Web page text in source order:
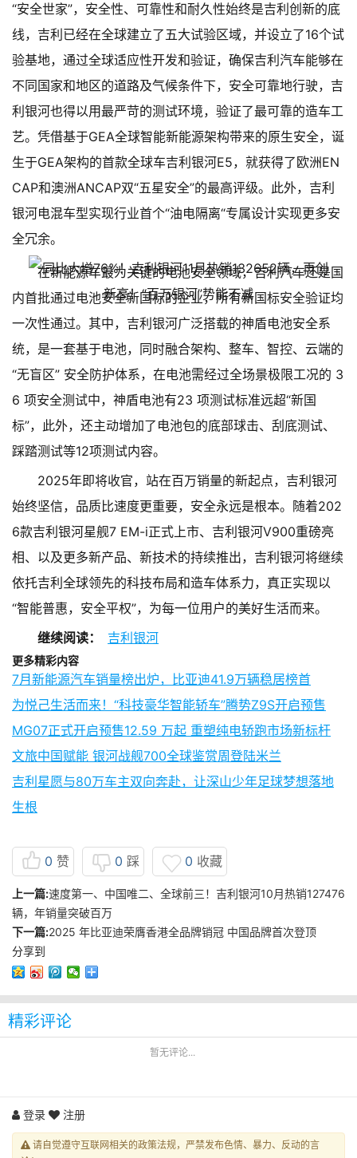
“安全世家”，安全性、可靠性和耐久性始终是吉利创新的底
线，吉利已经在全球建立了五大试验区域，并设立了16个试
验基地，通过全球适应性开发和验证，确保吉利汽车能够在
不同国家和地区的道路及气候条件下，安全可靠地行驶，吉
利银河也得以用最严苛的测试环境，验证了最可靠的造车工
艺。凭借基于GEA全球智能新能源架构带来的原生安全，诞
生于GEA架构的首款全球车吉利银河E5，就获得了欧洲EN
CAP和澳洲ANCAP双“五星安全”的最高评级。此外，吉利
银河电混车型实现行业首个“油电隔离“专属设计实现更多安
全冗余。
在新能源车最为关键的电池安全领域，吉利汽车还是国
内首批通过电池安全新国标的企业，所有新国标安全验证均
一次性通过。其中，吉利银河广泛搭载的神盾电池安全系
统，是一套基于电池，同时融合架构、整车、智控、云端的
“无盲区” 安全防护体系，在电池需经过全场景极限工况的 3
6 项安全测试中，神盾电池有23 项测试标准远超“新国
标”，此外，还主动增加了电池包的底部球击、刮底测试、
踩踏测试等12项测试内容。
2025年即将收官，站在百万销量的新起点，吉利银河
始终坚信，品质比速度更重要，安全永远是根本。随着202
6款吉利银河星舰7 EM-i正式上市、吉利银河V900重磅亮
相、以及更多新产品、新技术的持续推出，吉利银河将继续
依托吉利全球领先的科技布局和造车体系力，真正实现以
“智能普惠，安全平权”，为每一位用户的美好生活而来。
继续阅读：
吉利银河
更多精彩内容
7月新能源汽车销量榜出炉，比亚迪41.9万辆稳居榜首
为悦己生活而来！“科技豪华智能轿车”腾势Z9S开启预售
MG07正式开启预售12.59 万起 重塑纯电轿跑市场新标杆
文旅中国赋能 银河战舰700全球鉴赏周登陆米兰
吉利星愿与80万车主双向奔赴，让深山少年足球梦想落地
生根
0 赞 0 踩 0 收藏
上一篇:速度第一、中国唯二、全球前三！吉利银河10月热销127476
辆，年销量突破百万
下一篇:2025 年比亚迪荣膺香港全品牌销冠 中国品牌首次登顶
分享到
精彩评论
暂无评论...
登录 注册
请自觉遵守互联网相关的政策法规，严禁发布色情、暴力、反动的言